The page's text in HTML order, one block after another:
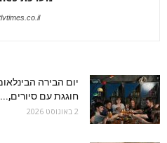
יום הבירה
חוגגת עם סיורים,...
2 באוגוסט 2026